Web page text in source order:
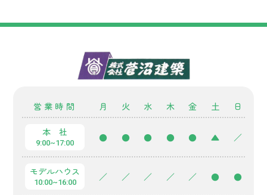
営業時間 月 火 水 木 金 土 日
本 社
9:00~17:00 ● ● ● ● ● ▲ ／
モデルハウス
10:00~16:00 ／ ／ ／ ／ ／ ● ●